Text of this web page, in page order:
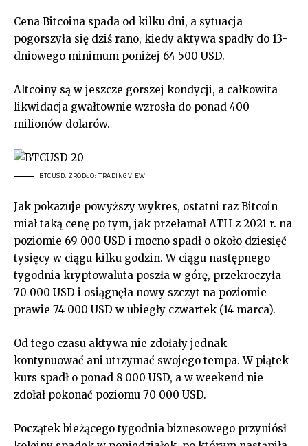
Cena Bitcoina spada od kilku dni, a sytuacja
pogorszyła się dziś rano, kiedy aktywa spadły do 13-
dniowego minimum poniżej 64 500 USD.
Altcoiny są w jeszcze gorszej kondycji, a całkowita
likwidacja gwałtownie wzrosła do ponad 400
milionów dolarów.
BTCUSD. ŹRÓDŁO: TRADINGVIEW
Jak pokazuje powyższy wykres, ostatni raz Bitcoin
miał taką cenę po tym, jak przełamał ATH z 2021 r. na
poziomie 69 000 USD i mocno spadł o około dziesięć
tysięcy w ciągu kilku godzin. W ciągu następnego
tygodnia kryptowaluta poszła w górę, przekroczyła
70 000 USD i osiągnęła nowy szczyt na poziomie
prawie 74 000 USD w ubiegły czwartek (14 marca).
Od tego czasu aktywa nie zdołały jednak
kontynuować ani utrzymać swojego tempa. W piątek
kurs spadł o ponad 8 000 USD, a w weekend nie
zdołał pokonać poziomu 70 000 USD.
Początek bieżącego tygodnia biznesowego przyniósł